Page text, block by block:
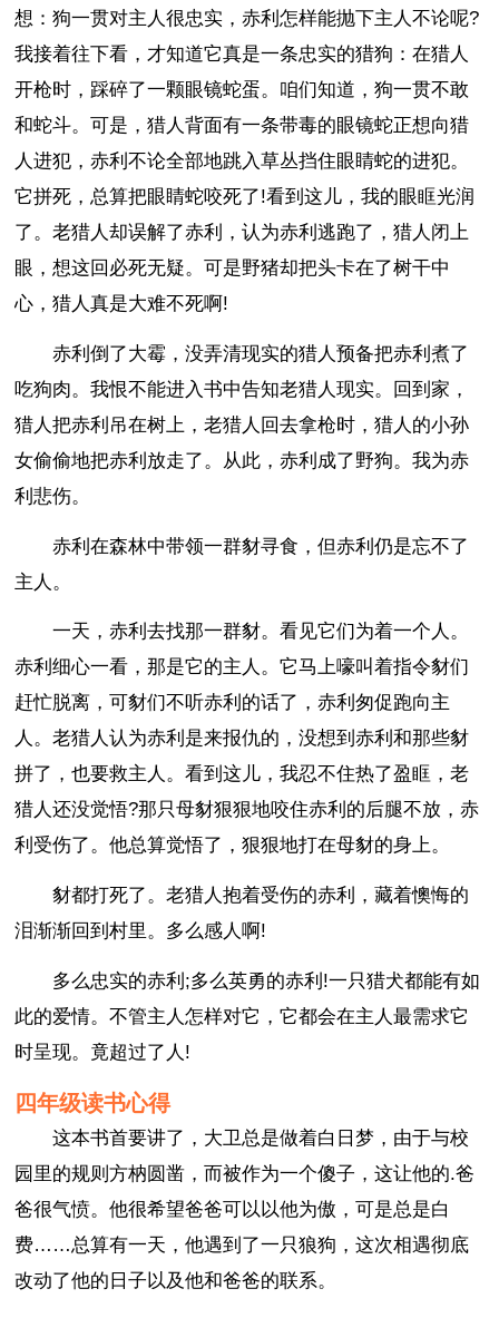
想：狗一贯对主人很忠实，赤利怎样能抛下主人不论呢?
我接着往下看，才知道它真是一条忠实的猎狗：在猎人
开枪时，踩碎了一颗眼镜蛇蛋。咱们知道，狗一贯不敢
和蛇斗。可是，猎人背面有一条带毒的眼镜蛇正想向猎
人进犯，赤利不论全部地跳入草丛挡住眼睛蛇的进犯。
它拼死，总算把眼睛蛇咬死了!看到这儿，我的眼眶光润
了。老猎人却误解了赤利，认为赤利逃跑了，猎人闭上
眼，想这回必死无疑。可是野猪却把头卡在了树干中
心，猎人真是大难不死啊!
赤利倒了大霉，没弄清现实的猎人预备把赤利煮了
吃狗肉。我恨不能进入书中告知老猎人现实。回到家，
猎人把赤利吊在树上，老猎人回去拿枪时，猎人的小孙
女偷偷地把赤利放走了。从此，赤利成了野狗。我为赤
利悲伤。
赤利在森林中带领一群豺寻食，但赤利仍是忘不了
主人。
一天，赤利去找那一群豺。看见它们为着一个人。
赤利细心一看，那是它的主人。它马上嚎叫着指令豺们
赶忙脱离，可豺们不听赤利的话了，赤利匆促跑向主
人。老猎人认为赤利是来报仇的，没想到赤利和那些豺
拼了，也要救主人。看到这儿，我忍不住热了盈眶，老
猎人还没觉悟?那只母豺狠狠地咬住赤利的后腿不放，赤
利受伤了。他总算觉悟了，狠狠地打在母豺的身上。
豺都打死了。老猎人抱着受伤的赤利，藏着懊悔的
泪渐渐回到村里。多么感人啊!
多么忠实的赤利;多么英勇的赤利!一只猎犬都能有如
此的爱情。不管主人怎样对它，它都会在主人最需求它
时呈现。竟超过了人!
四年级读书心得
这本书首要讲了，大卫总是做着白日梦，由于与校
园里的规则方枘圆凿，而被作为一个傻子，这让他的.爸
爸很气愤。他很希望爸爸可以以他为傲，可是总是白
费……总算有一天，他遇到了一只狼狗，这次相遇彻底
改动了他的日子以及他和爸爸的联系。